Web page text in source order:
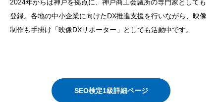
2024年からは神戸を拠点に、神戸商工会議所の専門家としても
登録。各地の中小企業に向けたDX推進支援を行いながら、映像
制作も手掛け「映像DXサポーター」としても活動中です。
SEO検定1級詳細ページ